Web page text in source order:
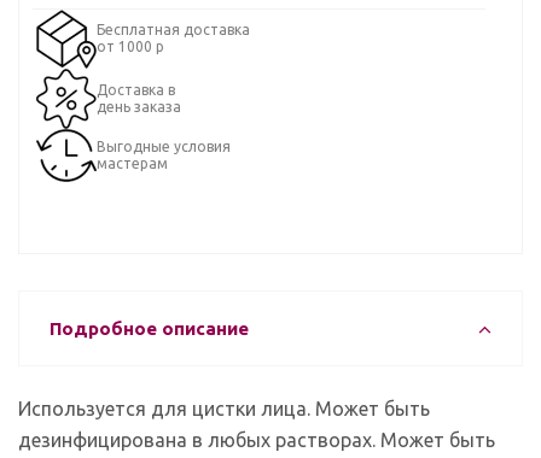
Бесплатная доставка
от 1000 р
Доставка в
день заказа
Выгодные условия
мастерам
Подробное описание
Используется для цистки лица. Может быть
дезинфицирована в любых растворах. Может быть